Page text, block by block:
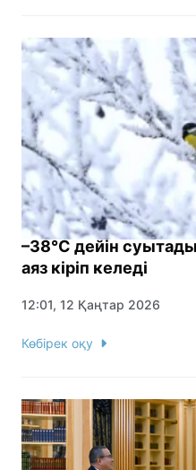
–38°C дейін
аяз кіріп келеді
12:01, 12 Қаңтар 2026
Көбірек оқу